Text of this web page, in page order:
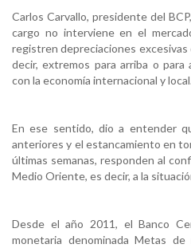
Carlos Carvallo, presidente del
cargo no interviene en el
registren depreciaciones excesivas
decir, extremos para arriba o
con la economía internacional y local.
En ese sentido, dio a entender
anteriores y el estancamiento en
últimas semanas, responden al
Medio Oriente, es decir, a la
Desde el año 2011, el Banco
monetaria denominada Metas